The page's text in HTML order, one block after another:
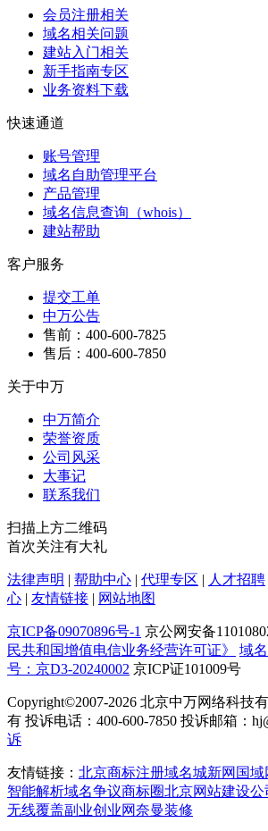
会员注册相关
域名相关问题
建站入门相关
新手指南专区
业务资料下载
快速通道
账号管理
域名自助管理平台
产品管理
域名信息查询（whois）
建站帮助
客户服务
提交工单
中万公告
售前：400-600-7825
售后：400-600-7850
关于中万
中万简介
荣誉资质
公司风采
大事记
联系我们
扫描上方二维码
首次关注有大礼
法律声明 | 帮助中心 | 代理专区 | 人才招聘
心 | 友情链接 | 网站地图
京ICP备09070896号-1 京公网安备
民共和国增值电信业务经营许可证》
域
号：京D3-20240002 京ICP证101009号
Copyright©2007-2026 北京中万网络科技
有 投诉电话：400-600-7850 投诉邮箱：
诉
友情链接： 北京商标注册域名城新网 国域
智能解析域名争议商标圈北京网站建设公
无线覆盖副业创业网奈曼装修